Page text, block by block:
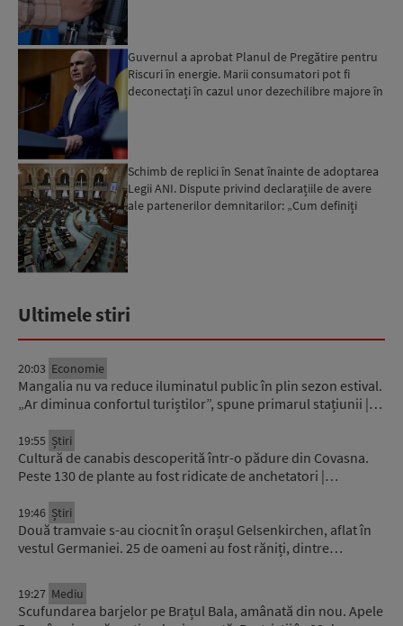
Guvernul a aprobat Planul de Pregătire pentru
Riscuri în energie. Marii consumatori pot fi
deconectați în cazul unor dezechilibre majore în
Schimb de replici în Senat înainte de adoptarea
Legii ANI. Dispute privind declarațiile de avere
ale partenerilor demnitarilor: „Cum definiți
Ultimele stiri
20:03 Economie
Mangalia nu va reduce iluminatul public în plin sezon estival.
„Ar diminua confortul turiștilor”, spune primarul stațiunii |…
19:55 Știri
Cultură de canabis descoperită într-o pădure din Covasna.
Peste 130 de plante au fost ridicate de anchetatori |…
19:46 Știri
Două tramvaie s-au ciocnit în orașul Gelsenkirchen, aflat în
vestul Germaniei. 25 de oameni au fost răniți, dintre…
19:27 Mediu
Scufundarea barjelor pe Brațul Bala, amânată din nou. Apele